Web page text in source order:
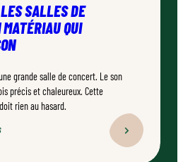
SALLES DE
QUI
grande salle de concert. Le son
précis et chaleureux. Cette
rien au hasard.